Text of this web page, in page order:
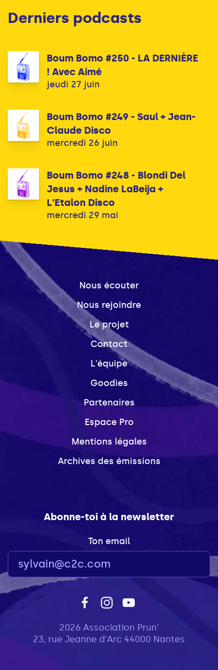
Derniers podcasts
Boum Bomo #250 - LA DERNIÈRE
! Avec Aimé
jeudi 27 juin
Boum Bomo #249 - Saul + Jean-
Claude Disco
mercredi 26 juin
Boum Bomo #248 - Blondi Del
Jesus + Nadine LaBeija +
L'Etalon Disco
mercredi 29 mai
Nous écouter
Nous rejoindre
Le projet
Contact
L'équipe
Goodies
Partenaires
Espace Pro
Mentions légales
Archives des émissions
Abonne-toi à la newsletter
Ton email
2026 Association Prun'
23, rue Jeanne d'Arc 44000 Nantes